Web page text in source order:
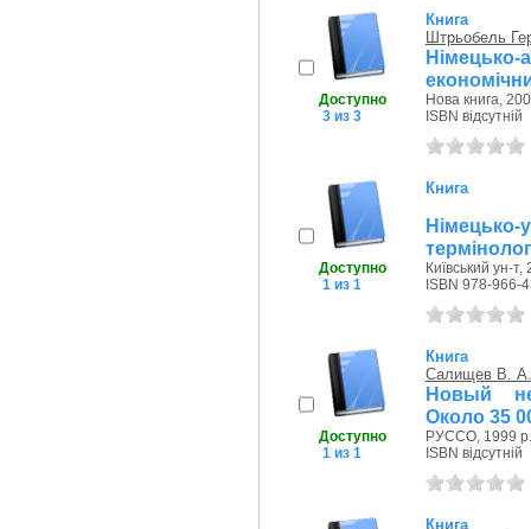
Доступно
3 из 3
Книга
Штрьобель
Нова книга,
ISBN відсутній
Доступно
1 из 1
Книга
Київський ун-т,
ISBN 978-966-
Доступно
1 из 1
Книга
Салищев В. А.
Новый
Около 35
РУССО, 1999 р.
ISBN відсутній
Книга